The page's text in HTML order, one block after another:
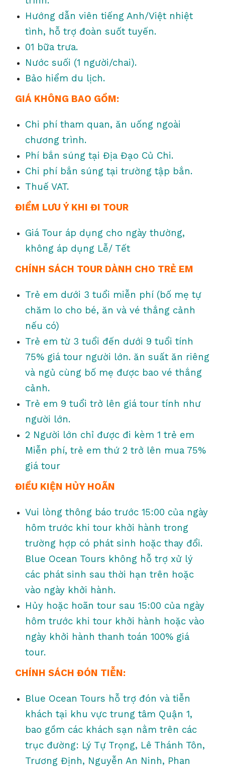
Hướng dẫn viên tiếng Anh/Việt nhiệt
tình, hỗ trợ đoàn suốt tuyến.
01 bữa trưa.
Nước suối (1 người/chai).
Bảo hiểm du lịch.
GIÁ KHÔNG BAO GỒM:
Chi phí tham quan, ăn uống ngoài
chương trình.
Phí bắn súng tại Địa Đạo Củ Chi.
Chi phí bắn súng tại trường tập bắn.
Thuế VAT.
ĐIỂM LƯU Ý KHI ĐI TOUR
Giá Tour áp dụng cho ngày thường,
không áp dụng Lễ/ Tết
CHÍNH SÁCH TOUR DÀNH CHO TRẺ EM
Trẻ em dưới 3 tuổi miễn phí (bố mẹ tự
chăm lo cho bé, ăn và vé thắng cảnh
nếu có)
Trẻ em từ 3 tuổi đến dưới 9 tuổi tính
75% giá tour người lớn. ăn suất ăn riêng
và ngủ cùng bố mẹ được bao vé thắng
cảnh.
Trẻ em 9 tuổi trở lên giá tour tính như
người lớn.
2 Người lớn chỉ được đi kèm 1 trẻ em
Miễn phí, trẻ em thứ 2 trở lên mua 75%
giá tour
ĐIỀU KIỆN HỦY HOÃN
Vui lòng thông báo trước 15:00 của ngày
hôm trước khi tour khởi hành trong
trường hợp có phát sinh hoặc thay đổi.
Blue Ocean Tours không hỗ trợ xử lý
các phát sinh sau thời hạn trên hoặc
vào ngày khởi hành.
Hủy hoặc hoãn tour sau 15:00 của ngày
hôm trước khi tour khởi hành hoặc vào
ngày khởi hành thanh toán 100% giá
tour.
CHÍNH SÁCH ĐÓN TIỄN:
Blue Ocean Tours hỗ trợ đón và tiễn
khách tại khu vực trung tâm Quận 1,
bao gồm các khách sạn nằm trên các
trục đường: Lý Tự Trọng, Lê Thánh Tôn,
Trương Định, Nguyễn An Ninh, Phan